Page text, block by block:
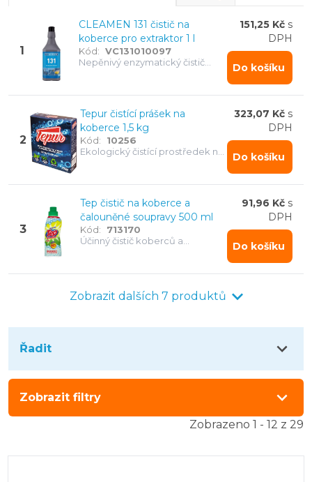
SANTOEMMA Ruční vysavač s vakuovou hlavicí
Suchý vysavač LAVOR - Silent
SANTOEMMA Ruční hubice NS10PN-M
SANTOEMMA Prodloužená hliníková násada pro
SANTOEMMA Prodloužená nerezová násada pro
RUHHY Vstupní rohožka 90 x 60 cm
Tep čistič na koberce a čalouněné soupravy 500 ml
RUHHY praktická venkovní rohožka 60 x 90 cm
CLEAMEN 131 čistič na koberce pro extraktor 1 l
1
CLEAMEN 131 čistič na
koberce pro extraktor 1 l
Kód: VC131010097
Nepěnivý enzymatický čistič
protiplísňovým účinkem.
151,25 Kč s
DPH
Do košíku
2
Tepur čistící prášek na
koberce 1,5 kg
Kód:
10256
Ekologický čistící prostředek na
323,07 Kč s
DPH
Do košíku
3
Tep čistič na koberce a
čalouněné soupravy 500 ml
Kód:
713170
Účinný čistič koberců a
dlouhotrvající čistotu.
91,96 Kč s
DPH
Do košíku
Zobrazit dalších 7 produktů
Řadit
Zobrazit filtry
Zobrazeno 1 - 12 z 29